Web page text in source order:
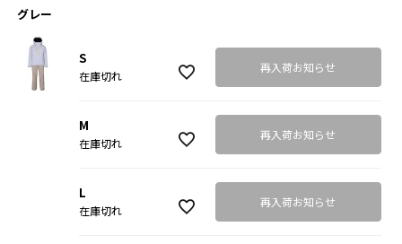
グレー
S
在庫切れ
再入荷お知らせ
M
在庫切れ
再入荷お知らせ
L
在庫切れ
再入荷お知らせ